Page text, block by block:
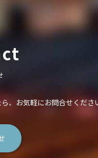
、 お気軽にお問合せくださ